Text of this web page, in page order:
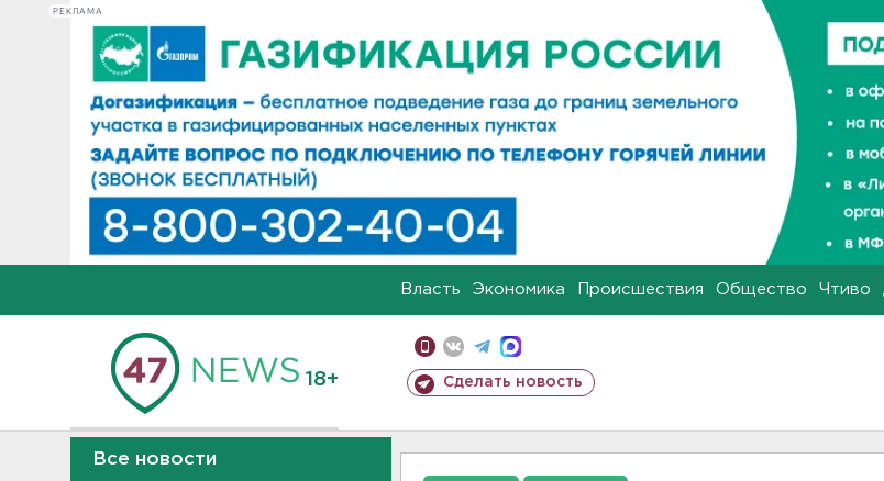
РЕКЛАМА
Власть Экономика Происшествия Общество Чтиво
18+ Сделать новость
Все новости